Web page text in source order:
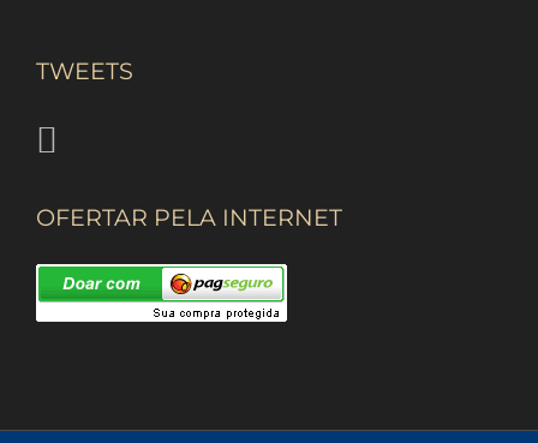
TWEETS
OFERTAR PELA INTERNET